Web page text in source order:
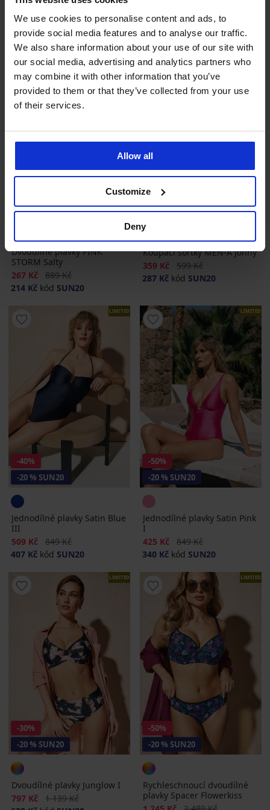
We use cookies to personalise content and ads, to
provide social media features and to analyse our traffic.
We also share information about your use of our site with
our social media, advertising and analytics partners who
may combine it with other information that you’ve
provided to them or that they’ve collected from your use
of their services.
Allow all
Customize
Deny
340 KčkódSUN20
360 KčkódSUN20
LIMITED
-20 % SUN20
Dvoudílné plavky PINK
STORM Salty
Sleva
267 Kč Původní cena
889 Kč
214 Kč kód SUN20
LIMITED
-40%
-20 % SUN20
Koupací šortky MEN-A Johny
Sleva
359 Kč Původní cena
599 Kč
287 Kč kód SUN20
LIMITED
-40%
-20 % SUN20
Jednodílné plavky Satin Blue
III
Sleva
509 Kč Původní cena
849 Kč
407 Kč kód SUN20
LIMITED
-50%
-20 % SUN20
Jednodílné plavky Satin Pink
I
Sleva
425 Kč Původní cena
849 Kč
340 Kč kód SUN20
LIMITED
-30%
-20 % SUN20
Dvoudílné plavky Junglow I
Sleva
797 Kč Původní cena
1 139 Kč
LIMITED
-50%
-20 % SUN20
Rychleschnoucí dvoudílné
plavky Spacer Flowerkiss